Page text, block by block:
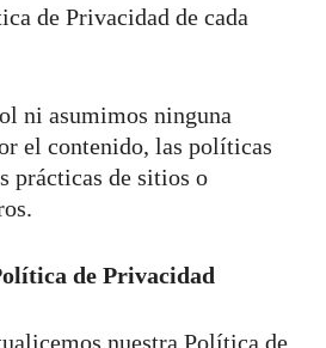
de Privacidad de cada
ni asumimos ninguna
el contenido, las políticas
prácticas de sitios o
de Privacidad
nuestra Política de